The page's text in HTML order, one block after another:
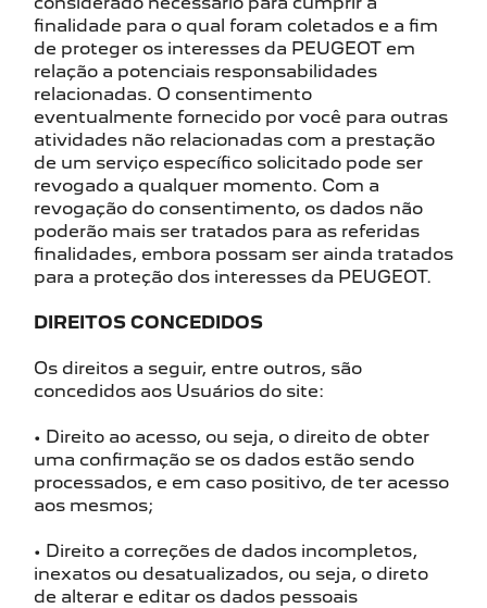
finalidade para o qual foram coletados e a fim
de proteger os interesses da PEUGEOT em
relação a potenciais responsabilidades
relacionadas. O consentimento
eventualmente fornecido por você para outras
atividades não relacionadas com a prestação
de um serviço específico solicitado pode ser
revogado a qualquer momento. Com a
revogação do consentimento, os dados não
poderão mais ser tratados para as referidas
finalidades, embora possam ser ainda tratados
para a proteção dos interesses da PEUGEOT.
DIREITOS CONCEDIDOS
Os direitos a seguir, entre outros, são
concedidos aos Usuários do site:
• Direito ao acesso, ou seja, o direito de obter
uma confirmação se os dados estão sendo
processados, e em caso positivo, de ter acesso
aos mesmos;
• Direito a correções de dados incompletos,
inexatos ou desatualizados, ou seja, o direto
de alterar e editar os dados pessoais